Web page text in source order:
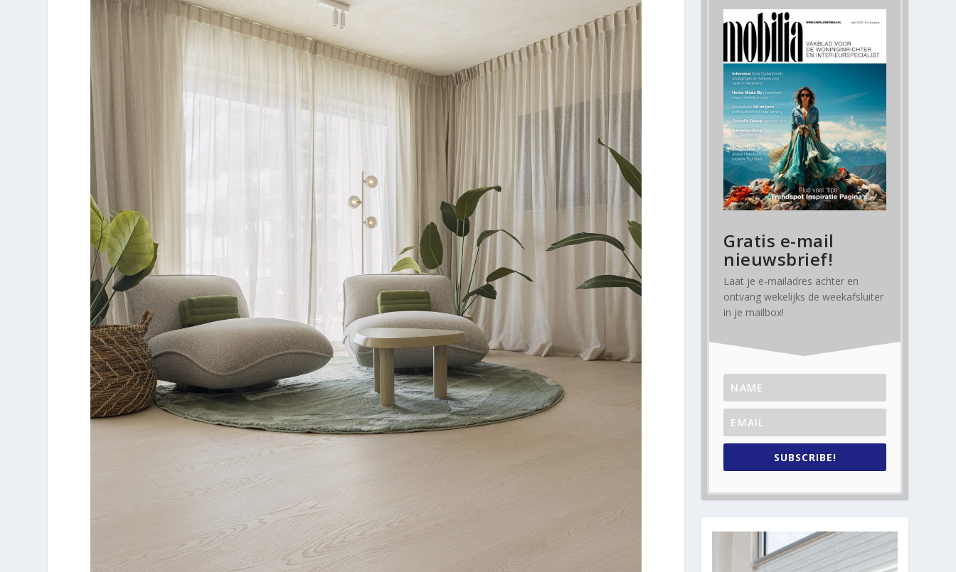
Gratis e-mail
nieuwsbrief!
Laat je e-mailadres achter en
ontvangwekelijks de weekafsluiter
in je mailbox!
SUBSCRIBE!